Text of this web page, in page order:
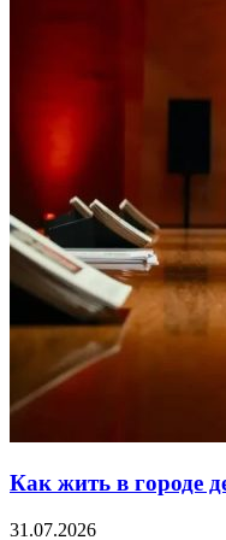
Как жить в городе
31.07.2026